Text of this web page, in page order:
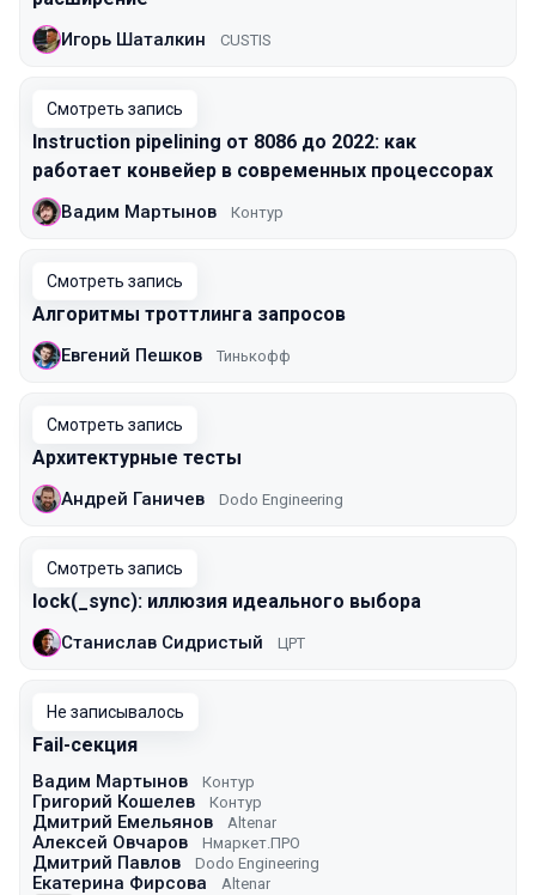
Игорь Шаталкин CUSTIS
Смотреть запись
Instruction pipelining от 8086 до 2022: как
работает конвейер в современных процессорах
Вадим Мартынов Контур
Смотреть запись
Алгоритмы троттлинга запросов
Евгений Пешков Тинькофф
Смотреть запись
Архитектурные тесты
Андрей Ганичев Dodo Engineering
Смотреть запись
lock(_sync): иллюзия идеального выбора
Станислав Сидристый ЦРТ
Не записывалось
Fail-секция
Вадим Мартынов Контур
Григорий Кошелев Контур
Дмитрий Емельянов Altenar
Алексей Овчаров Нмаркет.ПРО
Дмитрий Павлов Dodo Engineering
Екатерина Фирсова Altenar